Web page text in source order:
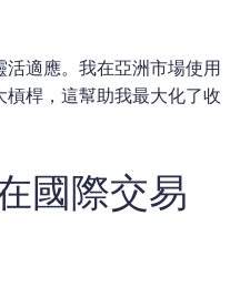
活適應。我在亞洲市場使用
桿，這幫助我最大化了收
國際交易